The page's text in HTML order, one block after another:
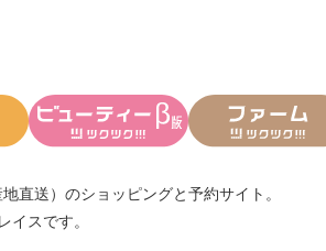
直送） のショッピングと予約サイト。
イスです。